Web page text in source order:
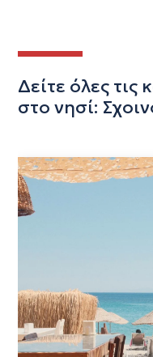
Δείτε όλες τις
στο νησί: